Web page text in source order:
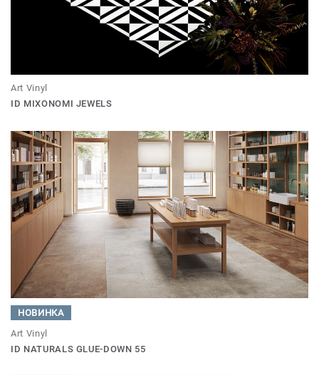
Art Vinyl
ID MIXONOMI JEWELS
НОВИНКА
Art Vinyl
ID NATURALS GLUE-DOWN 55